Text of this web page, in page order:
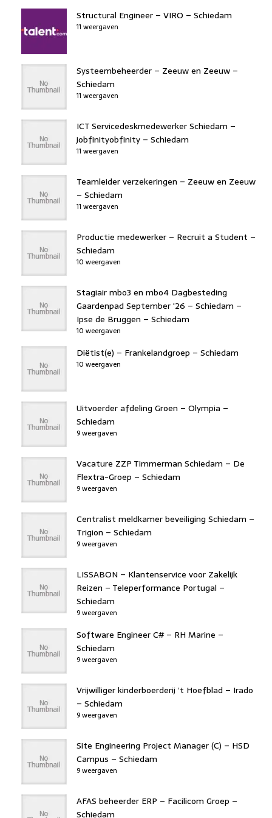
Structural Engineer – VIRO – Schiedam
11 weergaven
Systeembeheerder – Zeeuw en Zeeuw –
Schiedam
11 weergaven
ICT Servicedeskmedewerker Schiedam –
jobfinityobfinity – Schiedam
11 weergaven
Teamleider verzekeringen – Zeeuw en Zeeuw
– Schiedam
11 weergaven
Productie medewerker – Recruit a Student –
Schiedam
10 weergaven
Stagiair mbo3 en mbo4 Dagbesteding
Gaardenpad September '26 – Schiedam –
Ipse de Bruggen – Schiedam
10 weergaven
Diëtist(e) – Frankelandgroep – Schiedam
10 weergaven
Uitvoerder afdeling Groen – Olympia –
Schiedam
9 weergaven
Vacature ZZP Timmerman Schiedam – De
Flextra-Groep – Schiedam
9 weergaven
Centralist meldkamer beveiliging Schiedam –
Trigion – Schiedam
9 weergaven
LISSABON – Klantenservice voor Zakelijk
Reizen – Teleperformance Portugal –
Schiedam
9 weergaven
Software Engineer C# – RH Marine –
Schiedam
9 weergaven
Vrijwilliger kinderboerderij ’t Hoefblad – Irado
– Schiedam
9 weergaven
Site Engineering Project Manager (C) – HSD
Campus – Schiedam
9 weergaven
AFAS beheerder ERP – Facilicom Groep –
Schiedam